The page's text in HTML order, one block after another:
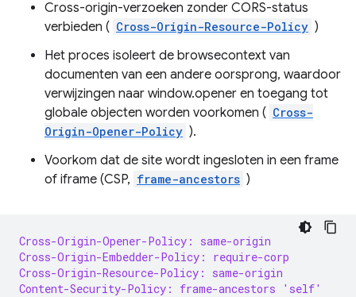
Cross-origin-verzoeken zonder CORS-status
verbieden ( Cross-Origin-Resource-Policy )
Het proces isoleert de browsecontext van
documenten van een andere oorsprong, waardoor
verwijzingen naar window.opener en toegang tot
globale objecten worden voorkomen ( Cross-
Origin-Opener-Policy ).
Voorkom dat de site wordt ingesloten in een frame
of iframe (CSP, frame-ancestors )
Cross-Origin-Opener-Policy: same-origin
Cross-Origin-Embedder-Policy: require-corp
Cross-Origin-Resource-Policy: same-origin
Content-Security-Policy: frame-ancestors 'self'